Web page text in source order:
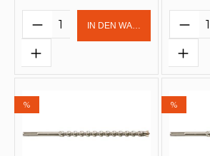
Produkt Anzahl: Gib
IN DEN WARENKORB
% %